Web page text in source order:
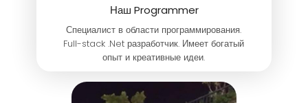
Наш Programmer
Специалист в области программирования.
Full-stack .Net разработчик. Имеет богатый
опыт и креативные идеи.